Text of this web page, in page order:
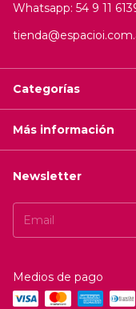
Whatsapp: 54 9 11
Categorías
Más información
Newsletter
Medios de pago